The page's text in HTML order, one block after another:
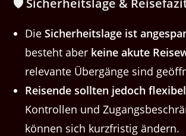
DieSicherheitslage ist
besteht aber keine akute
relevante Übergänge sind
Reisende sollten jedoch
Kontrollen und
können sich kurzfristig ändern.